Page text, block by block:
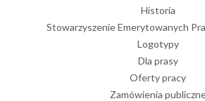
Historia
Stowarzyszenie Emerytowanych
Logotypy
Dla prasy
Oferty pracy
Zamówienia